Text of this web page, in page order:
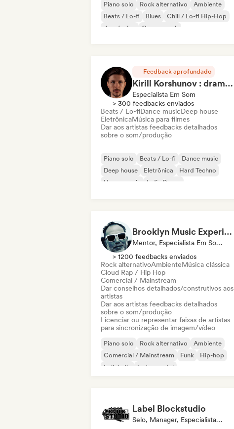
Piano solo Rock alternativo
Ambiente
Beats / Lo-fi
Blues
Chill / Lo-fi Hip-Hop
Jazz fusion
Garage rock
Feedback aprofundado
Kirill Korshunov : dramaki / blueor
Especialista Em Som
> 300 feedbacks enviados
Beats / Lo-fiDance musicDeep house
EletrônicaMúsica para filmes
Dar aos artistas feedbacks detalhados
sobre o som/produção
Piano solo Beats / Lo-fi
Dance music
Deep house
Eletrônica
Hard Techno
House music
Indie Dance
Brooklyn Music Experience
Mentor, Especialista Em Som, Especialista Em Sincronização
> 1200 feedbacks enviados
Rock alternativoAmbienteMúsica clássica
Cloud Rap / Hip Hop
Comercial / Mainstream
Dar conselhos detalhados/construtivos aos
artistas
Dar aos artistas feedbacks detalhados
sobre o som/produção
Licenciar ou representar faixas de artistas
para sincronização de imagem/vídeo
Piano solo Rock alternativo
Ambiente
Comercial / Mainstream
Funk
Hip-hop
Folk indie
Instrumental
Label Blockstudio
Selo, Manager, Especialista Em Som